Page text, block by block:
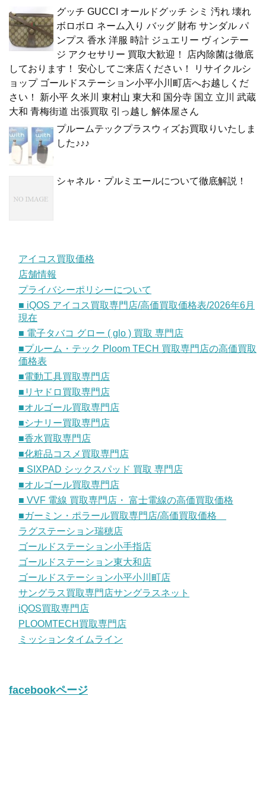
グッチ GUCCI オールドグッチ シミ 汚れ 壊れ
ボロボロ ネーム入り バッグ 財布 サンダル パ
ンプス 香水 洋服 時計 ジュエリー ヴィンテー
ジ アクセサリー 買取大歓迎！ 店内除菌は徹底
しております！ 安心してご来店ください！ リサイクルシ
ョップ ゴールドステーション小平小川町店へお越しくだ
さい！ 新小平 久米川 東村山 東大和 国分寺 国立 立川 武蔵
大和 青梅街道 出張買取 引っ越し 解体屋さん
プルームテックプラスウィズお買取りいたしま
した♪♪♪
シャネル・プルミエールについて徹底解説！
アイコス買取価格
店舗情報
プライバシーポリシーについて
■ iQOS アイコス買取専門店/高価買取価格表/2026年6月
現在
■ 電子タバコ グロー ( glo ) 買取 専門店
■プルーム・テック Ploom TECH 買取専門店の高価買取
価格表
■電動工具買取専門店
■リヤドロ買取専門店
■オルゴール買取専門店
■シナリー買取専門店
■香水買取専門店
■化粧品コスメ買取専門店
■ SIXPAD シックスパッド 買取 専門店
■オルゴール買取専門店
■ VVF 電線 買取専門店・ 富士電線の高価買取価格
■ガーミン・ポラール買取専門店/高価買取価格
ラグステーション瑞穂店
ゴールドステーション小手指店
ゴールドステーション東大和店
ゴールドステーション小平小川町店
サングラス買取専門店サングラスネット
iQOS買取専門店
PLOOMTECH買取専門店
ミッションタイムライン
facebookページ